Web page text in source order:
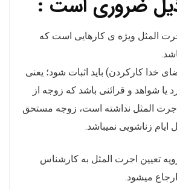
ضروری است :
المثل ویژه ی کارهایی است که
خدا کارکردن) باید اثبات شود؛ یعنی
یا شواهد و قرائنی باشد که زوجه از
اجرت المثل نداشته است، زوجه مستحق
زناشویی نمیباشد.
تعیین اجرت المثل به کارشناس
میشود.